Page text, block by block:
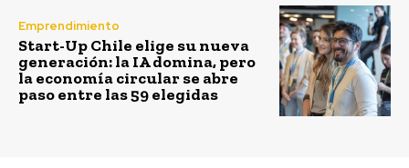
Emprendimiento
Start-Up Chile elige su nueva
generación: la IA domina, pero
la economía circular se abre
paso entre las 59 elegidas